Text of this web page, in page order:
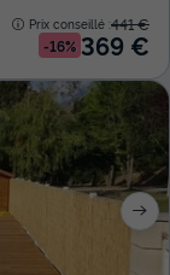
Prix conseillé :441 €
-16% 369 €